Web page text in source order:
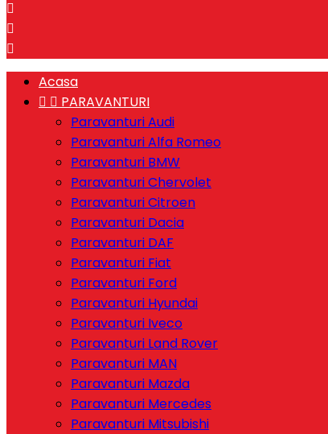



Acasa
  PARAVANTURI
Paravanturi Audi
Paravanturi Alfa Romeo
Paravanturi BMW
Paravanturi Chervolet
Paravanturi Citroen
Paravanturi Dacia
Paravanturi DAF
Paravanturi Fiat
Paravanturi Ford
Paravanturi Hyundai
Paravanturi Iveco
Paravanturi Land Rover
Paravanturi MAN
Paravanturi Mazda
Paravanturi Mercedes
Paravanturi Mitsubishi